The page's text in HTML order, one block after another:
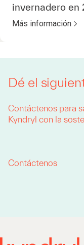
invernadero en
Más información
Dé el
Contáctenos para
Kyndryl con la
Contáctenos